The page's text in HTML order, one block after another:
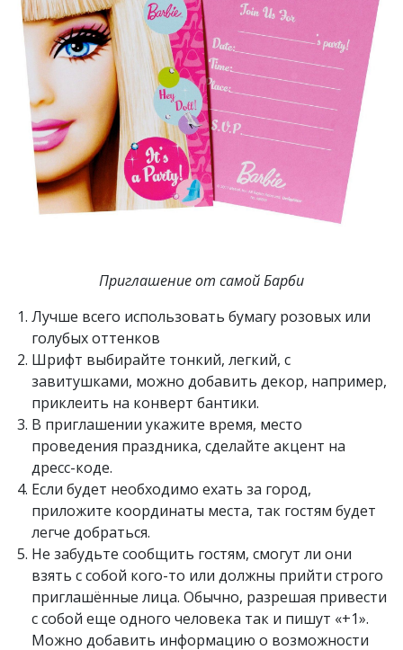
Приглашение от самой Барби
Лучше всего использовать бумагу розовых или
голубых оттенков
Шрифт выбирайте тонкий, легкий, с
завитушками, можно добавить декор, например,
приклеить на конверт бантики.
В приглашении укажите время, место
проведения праздника, сделайте акцент на
дресс-коде.
Если будет необходимо ехать за город,
приложите координаты места, так гостям будет
легче добраться.
Не забудьте сообщить гостям, смогут ли они
взять с собой кого-то или должны прийти строго
приглашённые лица. Обычно, разрешая привести
с собой еще одного человека так и пишут «+1».
Можно добавить информацию о возможности